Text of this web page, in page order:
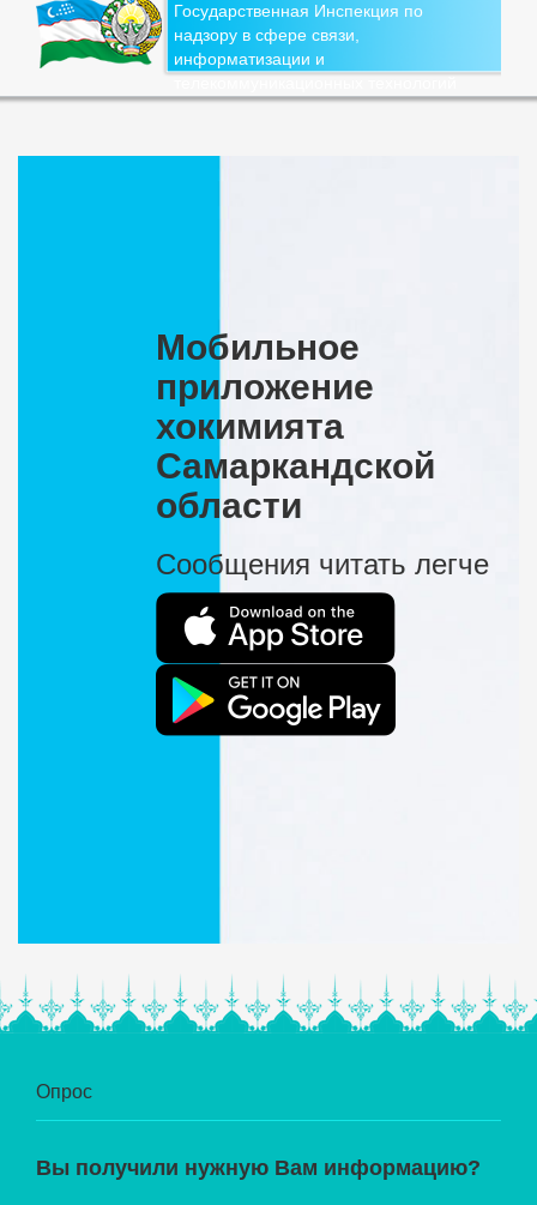
Государственная Инспекция по
надзору в сфере связи,
информатизации и
Мобильное
приложение
хокимията
Самаркандской
области
Сообщения читать легче
Опрос
Вы получили нужную Вам информацию?